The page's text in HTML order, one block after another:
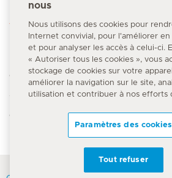
Numéro d'urgence
144
Quick Links
Offre médicale
nous
Nous utilisons des cookies pour
Internet convivial, pour l'améliorer
et pour analyser les accès à celui-ci.
« Autoriser tous les cookies », vous
stockage de cookies sur votre
améliorer la navigation sur le site,
utilisation et contribuer à nos efforts
Paramètres des cookies
Tout refuser